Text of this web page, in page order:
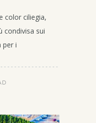
color ciliegia,
condivisa sui
per i